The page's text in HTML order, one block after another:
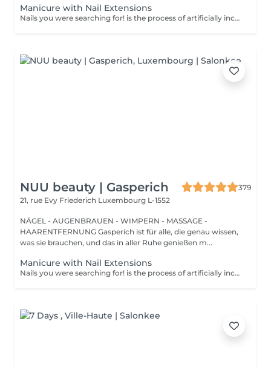
Manicure with Nail Extensions
Nails you were searching for! is the process of artificially increasing the length of the nail using polygel material in order to correct the defects of the natural nail delamination and weakness of the nail plate. Our masters do edged, hardware, or combined manicure. How is polygel extension done? - removal of old semi-permanent (if needed) - rough skin is removed - the shape of the nail plate is corrected - the cuticle and side ridges are corrected - polygel is applied - semi-permanent nail polish is applied - cuticle oil and hand cream are applied Age restrictions: recommended to do from 16 years. Post procedure recommendations: there are no post recommendations for this procedure. Frequency: once in 3 weeks.
NUU beauty | Gasperich
379
21, rue Evy Friederich Luxembourg L-1552
NÄGEL - AUGENBRAUEN - WIMPERN - MASSAGE -
HAARENTFERNUNG Gasperich ist für alle, die genau wissen,
was sie brauchen, und das in aller Ruhe genießen m...
Manicure with Nail Extensions
Nails you were searching for! is the process of artificially increasing the length of the nail using polygel material in order to correct the defects of the natural nail delamination and weakness of the nail plate. Our masters do edged, hardware, or combined manicure. How is polygel extension done? - removal of old semi-permanent (if needed) - rough skin is removed - the shape of the nail plate is corrected - the cuticle and side ridges are corrected - polygel is applied - semi-permanent nail polish is applied - cuticle oil and hand cream are applied Age restrictions: recommended to do from 16 years. Post procedure recommendations: there are no post recommendations for this procedure. Frequency: once in 3 weeks.